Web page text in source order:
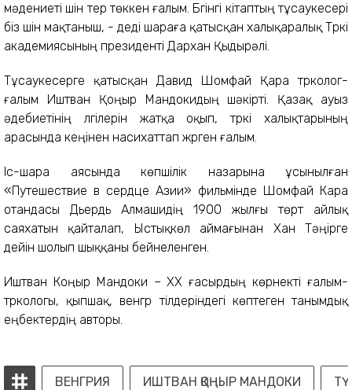
мәдениеті үшін тер төккен ғалым. Бүгінгі кітаптың тұсаукесері
біз үшін мақтаныш, - деді шараға қатысқан халықаралық Түркі
академиясының президенті Дархан Қыдырәлі.
Тұсаукесерге қатысқан Давид Шомфай Қара түрколог-
ғалым Иштван Қоңыр Мандокидың шәкірті. Қазақ ауыз
әдебиетінің үлгілерін жатқа оқып, түркі халықтарының
арасында кеңінен насихаттап жүрген ғалым.
Іс-шара аясында көпшілік назарына ұсынылған
«Путешествие в сердце Азии» фильмінде Шомфай Кара
отандасы Дьердь Алмашидің 1900 жылғы төрт айлық
саяхатын қайталап, Ыстықкөл аймағынан Хан Тәңірге
дейін шолып шыққаны бейнеленген.
Иштван Коңыр Мандоки – ХХ ғасырдың көрнекті ғалым-
түркологы, қыпшақ, венгр тілдеріндегі көптеген танымдық
еңбектердің авторы.
ВЕНГРИЯ ИШТВАН ҚОҢЫР МАНДОКИ